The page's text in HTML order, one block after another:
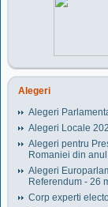
Alegeri
Alegeri
Alegeri Locale
Alegeri pentru
Romaniei din
Alegeri
Referendum - 26
Corp experti